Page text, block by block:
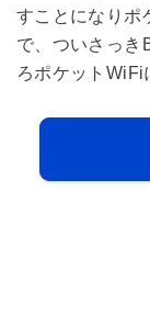
すことになりポ
で、ついさっき
ろポケット